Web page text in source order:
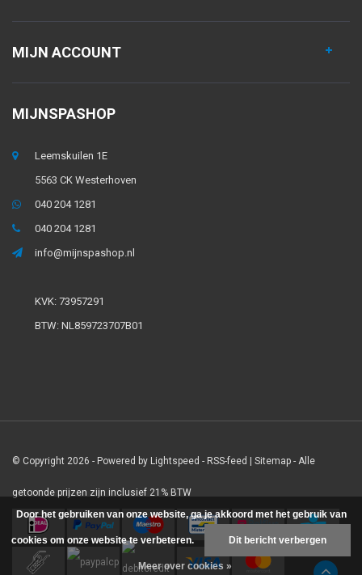
MIJN ACCOUNT
MIJNSPASHOP
Leemskuilen 1E
5563 CK Westerhoven
040 204 1281
040 204 1281
info@mijnspashop.nl
KVK: 73957291
BTW: NL859723707B01
© Copyright 2026 - Powered by Lightspeed - RSS-feed Sitemap - Alle
getoonde prijzen zijn inclusief 21% BTW
Door het gebruiken van onze website, ga je akkoord met het gebruik van
cookies om onze website te verbeteren. Dit bericht verbergen
Meer over cookies »